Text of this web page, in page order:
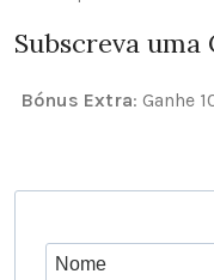
Subscreva
Bónus Extra: Ganhe